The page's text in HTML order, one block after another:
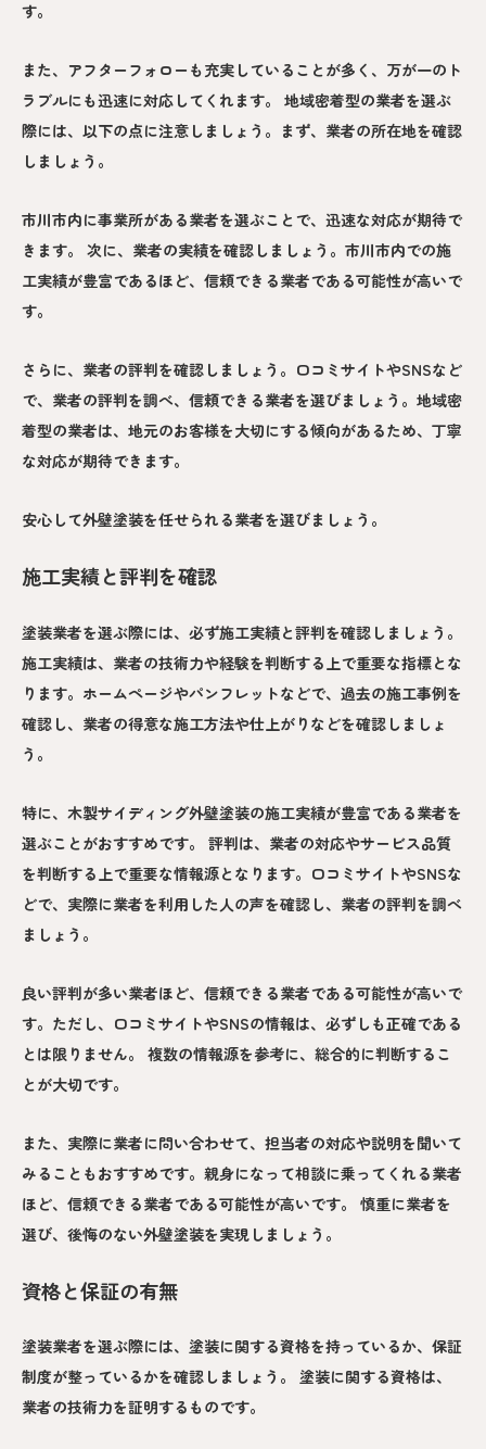
す。
また、アフターフォローも充実していることが多く、万が一のト
ラブルにも迅速に対応してくれます。 地域密着型の業者を選ぶ
際には、以下の点に注意しましょう。まず、業者の所在地を確認
しましょう。
市川市内に事業所がある業者を選ぶことで、迅速な対応が期待で
きます。 次に、業者の実績を確認しましょう。市川市内での施
工実績が豊富であるほど、信頼できる業者である可能性が高いで
す。
さらに、業者の評判を確認しましょう。口コミサイトやSNSなど
で、業者の評判を調べ、信頼できる業者を選びましょう。地域密
着型の業者は、地元のお客様を大切にする傾向があるため、丁寧
な対応が期待できます。
安心して外壁塗装を任せられる業者を選びましょう。
施工実績と評判を確認
塗装業者を選ぶ際には、必ず施工実績と評判を確認しましょう。
施工実績は、業者の技術力や経験を判断する上で重要な指標とな
ります。ホームページやパンフレットなどで、過去の施工事例を
確認し、業者の得意な施工方法や仕上がりなどを確認しましょ
う。
特に、木製サイディング外壁塗装の施工実績が豊富である業者を
選ぶことがおすすめです。 評判は、業者の対応やサービス品質
を判断する上で重要な情報源となります。口コミサイトやSNSな
どで、実際に業者を利用した人の声を確認し、業者の評判を調べ
ましょう。
良い評判が多い業者ほど、信頼できる業者である可能性が高いで
す。ただし、口コミサイトやSNSの情報は、必ずしも正確である
とは限りません。 複数の情報源を参考に、総合的に判断するこ
とが大切です。
また、実際に業者に問い合わせて、担当者の対応や説明を聞いて
みることもおすすめです。親身になって相談に乗ってくれる業者
ほど、信頼できる業者である可能性が高いです。 慎重に業者を
選び、後悔のない外壁塗装を実現しましょう。
資格と保証の有無
塗装業者を選ぶ際には、塗装に関する資格を持っているか、保証
制度が整っているかを確認しましょう。 塗装に関する資格は、
業者の技術力を証明するものです。